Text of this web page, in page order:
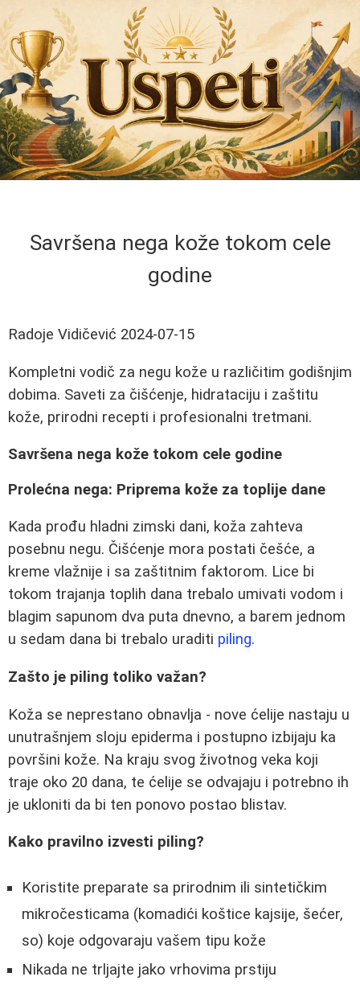
Savršena nega kože tokom cele
godine
Radoje Vidičević 2024-07-15
Kompletni vodič za negu kože u različitim godišnjim
dobima. Saveti za čišćenje, hidrataciju i zaštitu
kože, prirodni recepti i profesionalni tretmani.
Savršena nega kože tokom cele godine
Prolećna nega: Priprema kože za toplije dane
Kada prođu hladni zimski dani, koža zahteva
posebnu negu. Čišćenje mora postati češće, a
kreme vlažnije i sa zaštitnim faktorom. Lice bi
tokom trajanja toplih dana trebalo umivati vodom i
blagim sapunom dva puta dnevno, a barem jednom
u sedam dana bi trebalo uraditi piling.
Zašto je piling toliko važan?
Koža se neprestano obnavlja - nove ćelije nastaju u
unutrašnjem sloju epiderma i postupno izbijaju ka
površini kože. Na kraju svog životnog veka koji
traje oko 20 dana, te ćelije se odvajaju i potrebno ih
je ukloniti da bi ten ponovo postao blistav.
Kako pravilno izvesti piling?
Koristite preparate sa prirodnim ili sintetičkim
mikročesticama (komadići koštice kajsije, šećer,
so) koje odgovaraju vašem tipu kože
Nikada ne trljajte jako vrhovima prstiju